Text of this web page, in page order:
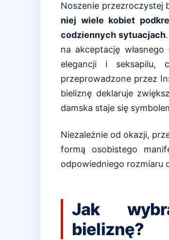
Noszenie przezroczystej
niej wiele kobiet
codziennych sytuacjach
na akceptację
elegancji i seksapilu,
przeprowadzone przez
bieliznę deklaruje
damska staje się
Niezależnie od okazji,
formą osobistego
odpowiedniego rozmiaru
Jak
bieliznę?